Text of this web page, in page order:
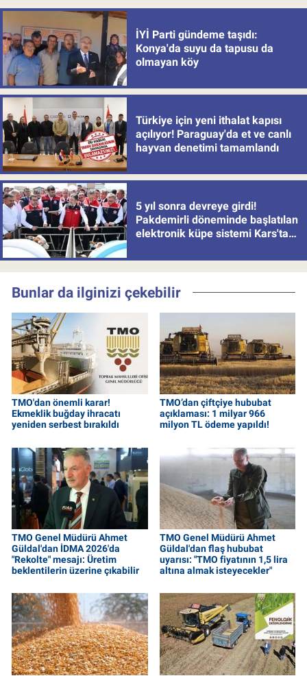
İYİ Parti gündeme taşıdı:
Konya'da suyu da tapusu da
olmayan köy
Türkiye için yeni ithalat kapısı
açılıyor! Paraguay'da et ve canlı
hayvan denetimi tamamlandı
5 yıl sonra devreye girdi!
Pakdemirli döneminde başlatılan
elektronik küpe sistemi Kars'tan
Bunlar da ilginizi çekebilir
TMO'dan önemli karar!
Ekmeklik buğday ihracatı
yeniden serbest bırakıldı
TMO’dan çiftçiye hububat
açıklaması: 1 milyar 966
milyon TL ödeme yapıldı!
TMO Genel Müdürü Ahmet
Güldal'dan İDMA 2026'da
"Rekolte" mesajı: Üretim
beklentilerin üzerine çıkabilir
TMO Genel Müdürü Ahmet
Güldal'dan flaş hububat
uyarısı: "TMO fiyatının 1,5 lira
altına almak isteyecekler"